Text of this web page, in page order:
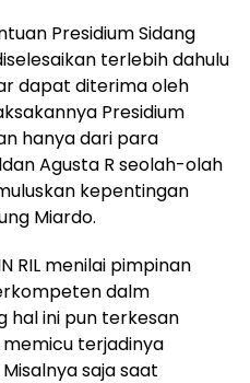
Presidium Sidang
terlebih dahulu
dapat diterima oleh
Presidium
hanya dari para
Agusta R seolah-olah
kepentingan
Miardo.
RIL menilai pimpinan
dalm
hal ini pun terkesan
terjadinya
saja saat